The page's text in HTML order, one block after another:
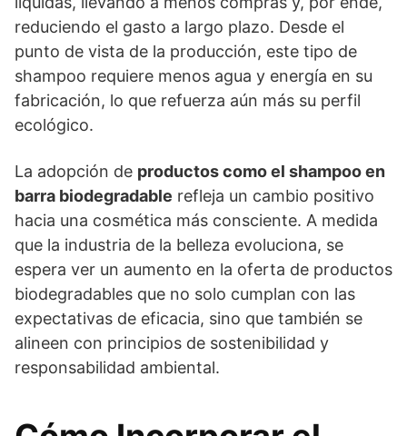
reduciendo el gasto a largo plazo. Desde el
punto de vista de la producción, este tipo de
shampoo requiere menos agua y energía en su
fabricación, lo que refuerza aún más su perfil
ecológico.
La adopción de productos como el shampoo en
barra biodegradable refleja un cambio positivo
hacia una cosmética más consciente. A medida
que la industria de la belleza evoluciona, se
espera ver un aumento en la oferta de productos
biodegradables que no solo cumplan con las
expectativas de eficacia, sino que también se
alineen con principios de sostenibilidad y
responsabilidad ambiental.